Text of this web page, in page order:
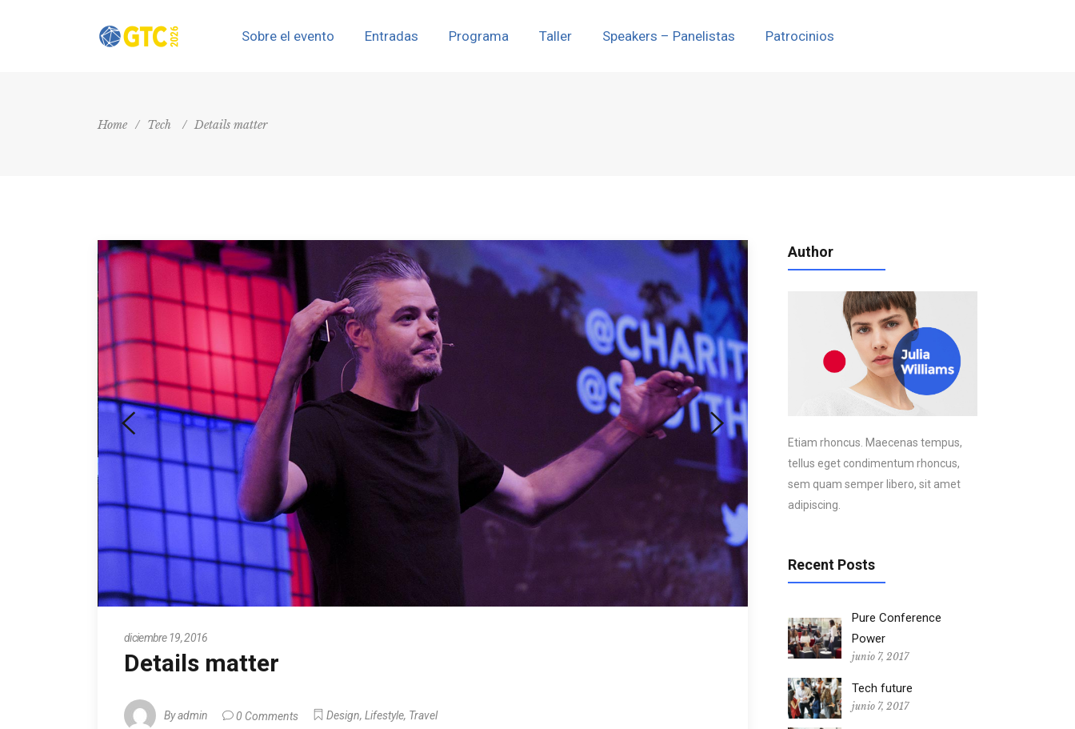
Sobre el evento Entradas Programa Taller Speakers – Panelistas Patrocinios
Home / Tech / Details matter
diciembre 19, 2016
Details matter
Byadmin 0 Comments Design, Lifestyle, Travel
Author
Etiam rhoncus. Maecenas tempus,
tellus eget condimentum rhoncus,
sem quam semper libero, sit amet
adipiscing.
Recent Posts
Pure Conference
Power
junio 7, 2017
Tech future
junio 7, 2017